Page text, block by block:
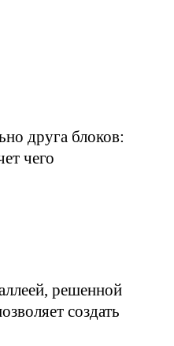
друга блоков:
чего
решенной
создать